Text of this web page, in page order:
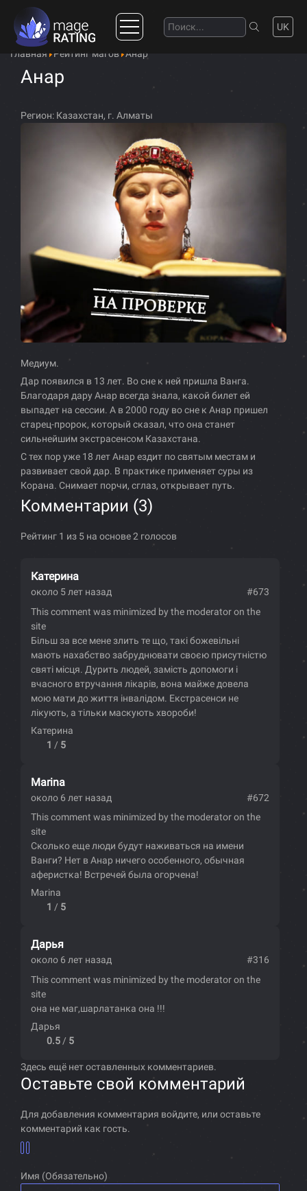
UK
Главная Рейтинг магов Анар
Анар
Регион: Казахстан, г. Алматы
Медиум.
Дар появился в 13 лет. Во сне к ней пришла Ванга.
Благодаря дару Анар всегда знала, какой билет ей
выпадет на сессии. А в 2000 году во сне к Анар пришел
старец-пророк, который сказал, что она станет
сильнейшим экстрасенсом Казахстана.
С тех пор уже 18 лет Анар ездит по святым местам и
развивает свой дар. В практике применяет суры из
Корана. Снимает порчи, сглаз, открывает путь.
Комментарии (3)
Рейтинг 1 из 5 на основе 2 голосов
Катерина
около 5 лет назад
#673
This comment was minimized by the moderator on the
site
Більш за все мене злить те що, такі божевільні
мають нахабство забруднювати своєю присутністю
святі місця. Дурить людей, замість допомоги і
вчасного втручання лікарів, вона майже довела
мою мати до життя інвалідом. Екстрасенси не
лікують, а тільки маскують хвороби!
Катерина
1 / 5
Marina
около 6 лет назад
#672
This comment was minimized by the moderator on the
site
Сколько еще люди будут наживаться на имени
Ванги? Нет в Анар ничего особенного, обычная
аферистка! Встречей была огорчена!
Marina
1 / 5
Дарья
около 6 лет назад
#316
This comment was minimized by the moderator on the
site
она не маг,шарлатанка она !!!
Дарья
0.5 / 5
Здесь ещё нет оставленных комментариев.
Оставьте свой комментарий
Для добавления комментария войдите, или оставьте
комментарий как гость.
Имя (Обязательно)